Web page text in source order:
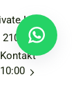
LC
210206
Kontakt